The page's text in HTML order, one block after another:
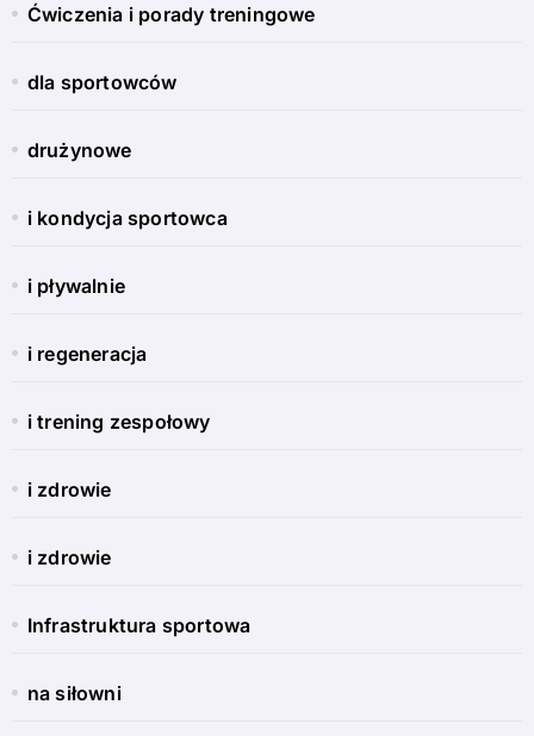
Ćwiczenia i porady treningowe
dla sportowców
drużynowe
i kondycja sportowca
i pływalnie
i regeneracja
i trening zespołowy
i zdrowie
i zdrowie
Infrastruktura sportowa
na siłowni